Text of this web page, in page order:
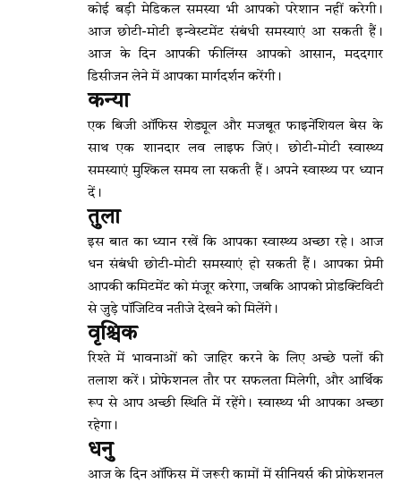
कोई बड़ी मेडिकल समस्या भी आपको परेशान नहीं करेगी।
आज छोटी-मोटी इन्वेस्टमेंट संबंधी समस्याएं आ सकती हैं।
आज के दिन आपकी फीलिंग्स आपको आसान, मददगार
डिसीजन लेने में आपका मार्गदर्शन करेंगी।
कन्या
एक बिजी ऑफिस शेड्यूल और मजबूत फाइनेंशियल बेस के
साथ एक शानदार लव लाइफ जिएं। छोटी-मोटी स्वास्थ्य
समस्याएं मुश्किल समय ला सकती हैं। अपने स्वास्थ्य पर ध्यान
दें।
तुला
इस बात का ध्यान रखें कि आपका स्वास्थ्य अच्छा रहे। आज
धन संबंधी छोटी-मोटी समस्याएं हो सकती हैं। आपका प्रेमी
आपकी कमिटमेंट को मंजूर करेगा, जबकि आपको प्रोडक्टिविटी
से जुड़े पॉजिटिव नतीजे देखने को मिलेंगे।
वृश्चिक
रिश्ते में भावनाओं को जाहिर करने के लिए अच्छे पलों की
तलाश करें। प्रोफेशनल तौर पर सफलता मिलेगी, और आर्थिक
रूप से आप अच्छी स्थिति में रहेंगे। स्वास्थ्य भी आपका अच्छा
रहेगा।
धनु
आज के दिन ऑफिस में जरूरी कामों में सीनियर्स की प्रोफेशनल